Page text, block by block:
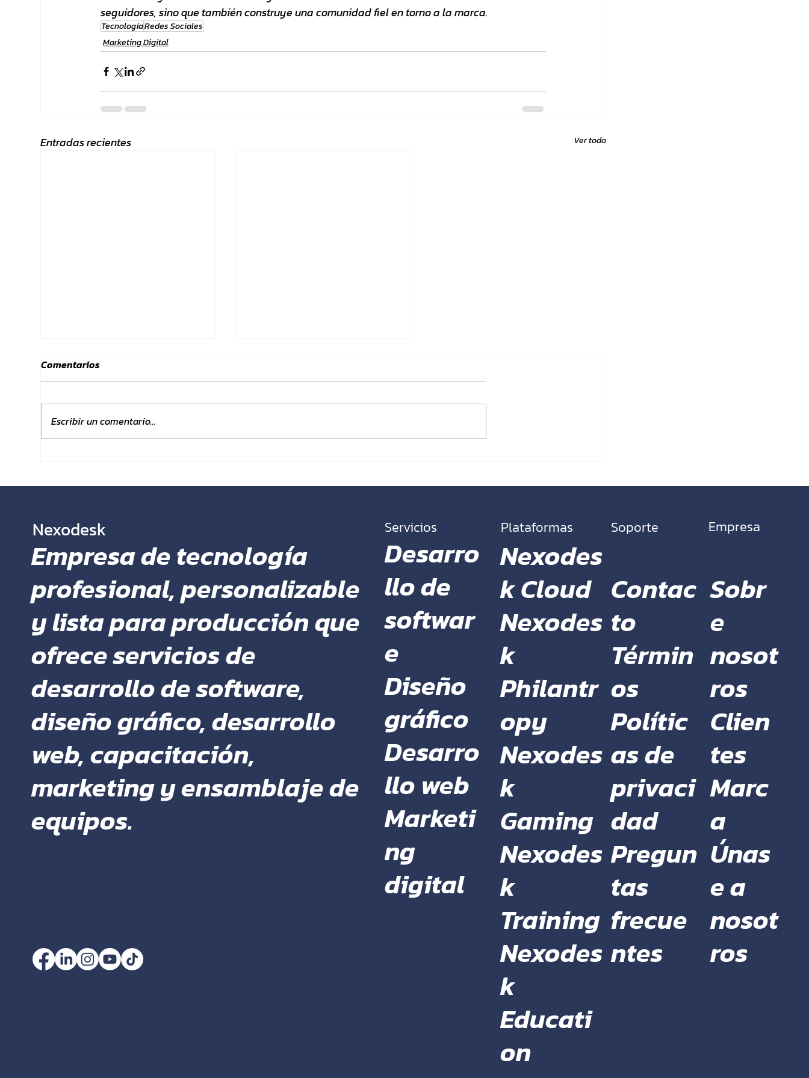
seguidores, sino que también construye una comunidad fiel en torno a la marca.
TecnologíaRedes Sociales
Marketing Digital
Entradas recientes Ver todo
completa para propietarios
electrónico que realmente
Comentarios
Escribir un comentario...
Nexodesk
Empresa de tecnología
profesional, personalizable
y lista para producción que
ofrece servicios de
desarrollo de software,
diseño gráfico, desarrollo
web, capacitación,
marketing y ensamblaje de
equipos.
Servicios
Desarro
llo de
softwar
e
Diseño
gráfico
Desarro
llo web
Marketi
ng
digital
Nexodes
k Cloud
Nexodes
k
Philantr
opy
Nexodes
k
Gaming
Nexodes
k
Training
Nexodes
k
Educati
on
Plataformas ​Soporte
Contac
to
Términ
os
Polític
as de
privaci
dad
Pregun
tas
frecue
ntes
Sobr
e
nosot
ros
Clien
tes
Marc
a
Únas
e a
nosot
ros
Empresa